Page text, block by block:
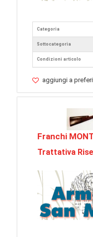
Categoria
Sottocategoria
Condizioni articolo
aggiungi a
Franchi
Trattativa